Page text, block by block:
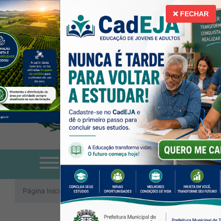
Ir para o conteúdo [alt+1] Ir para a busca
A Acessibilidade
Alto Contraste Mapa do Site
Página Inicial
FECHAR